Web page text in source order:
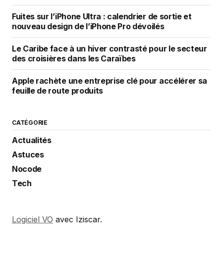
Fuites sur l’iPhone Ultra : calendrier de sortie et
nouveau design de l’iPhone Pro dévoilés
Le Caribe face à un hiver contrasté pour le secteur
des croisières dans les Caraïbes
Apple rachète une entreprise clé pour accélérer sa
feuille de route produits
CATÉGORIE
Actualités
Astuces
Nocode
Tech
Logiciel VO avec Iziscar.